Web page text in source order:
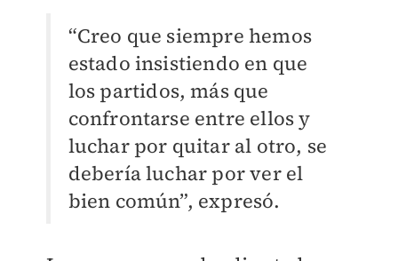
“Creo que siempre hemos
estado insistiendo en que
los partidos, más que
confrontarse entre ellos y
luchar por quitar al otro, se
debería luchar por ver el
bien común”, expresó.